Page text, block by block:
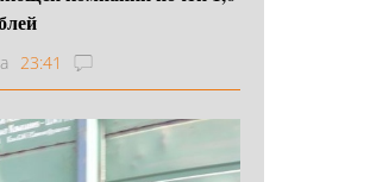
23:41